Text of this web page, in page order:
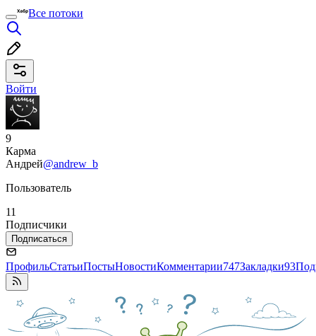
Все потоки
Войти
9
Карма
Андрей@andrew_b
Пользователь
11
Подписчики
Подписаться
ПрофильСтатьиПостыНовостиКомментарии747Закладки93